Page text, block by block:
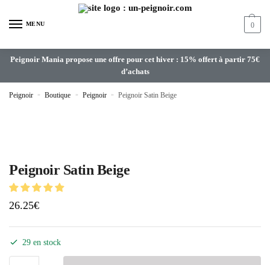
MENU 0
Peignoir Mania propose une offre pour cet hiver : 15% offert à partir 75€
d’achats
Peignoir » Boutique » Peignoir » Peignoir Satin Beige
Peignoir Satin Beige
26.25€
29 en stock